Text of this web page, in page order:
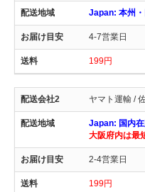
Japan: 本州・
4-7営業日
199円
ヤマト運輸 /
Japan: 国内
大阪府内は最
2-4営業日
199円